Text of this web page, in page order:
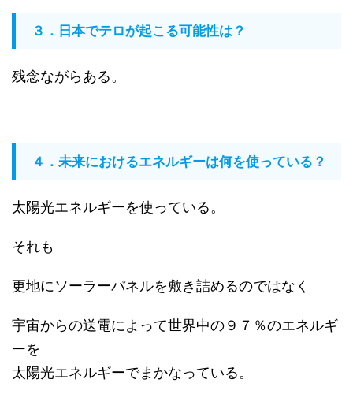
３．日本でテロが起こる可能性は？
残念ながらある。
４．未来におけるエネルギーは何を使っている？
太陽光エネルギーを使っている。
それも
更地にソーラーパネルを敷き詰めるのではなく
宇宙からの送電によって世界中の９７％のエネルギ
ーを
太陽光エネルギーでまかなっている。